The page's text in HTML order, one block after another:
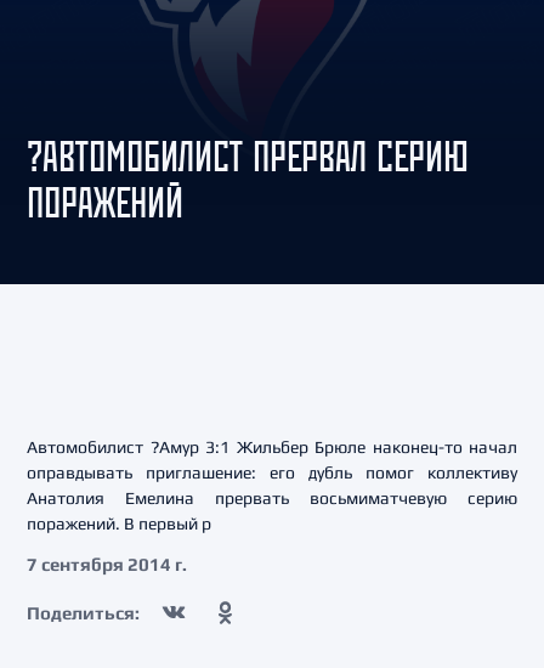
?АВТОМОБИЛИСТ ПРЕРВАЛ СЕРИЮ
ПОРАЖЕНИЙ
Автомобилист ?Амур 3:1 Жильбер Брюле наконец-то начал
оправдывать приглашение: его дубль помог коллективу
Анатолия Емелина прервать восьмиматчевую серию
поражений. В первый р
7 сентября 2014 г.
Поделиться: